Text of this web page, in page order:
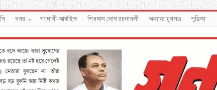
খবর গণদাবী-আর্কাইভ শিবদাস ঘোষ রচনাবলী অন্যান্য মুখপত্র পুস্তিকা